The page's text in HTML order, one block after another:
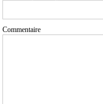
Commentaire